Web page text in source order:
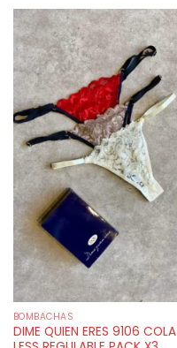
BOMBACHAS
DIME QUIEN ERES 9106 COLA